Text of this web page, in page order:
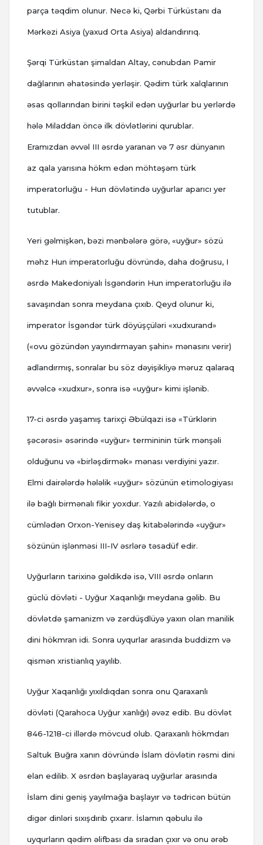
parça təqdim olunur. Necə ki, Qərbi Türküstanı da
Mərkəzi Asiya (yaxud Orta Asiya) aldandırırıq.
Şərqi Türküstan şimaldan Altay, cənubdan Pamir
dağlarının əhatəsində yerləşir. Qədim türk xalqlarının
əsas qollarından birini təşkil edən uyğurlar bu yerlərdə
hələ Miladdan öncə ilk dövlətlərini qurublar.
Eramızdan əvvəl III əsrdə yaranan və 7 əsr dünyanın
az qala yarısına hökm edən möhtəşəm türk
imperatorluğu - Hun dövlətində uyğurlar aparıcı yer
tutublar.
Yeri gəlmişkən, bəzi mənbələrə görə, «uyğur» sözü
məhz Hun imperatorluğu dövründə, daha doğrusu, I
əsrdə Makedoniyalı İsgəndərin Hun imperatorluğu ilə
savaşından sonra meydana çıxıb. Qeyd olunur ki,
imperator İsgəndər türk döyüşçüləri «xudxurand»
(«ovu gözündən yayındırmayan şahin» mənasını verir)
adlandırmış, sonralar bu söz dəyişikliyə məruz qalaraq
əvvəlcə «xudxur», sonra isə «uyğur» kimi işlənib.
17-ci əsrdə yaşamış tarixçi Əbülqazi isə «Türklərin
şəcərəsi» əsərində «uyğur» termininin türk mənşəli
olduğunu və «birləşdirmək» mənası verdiyini yazır.
Elmi dairələrdə hələlik «uyğur» sözünün etimologiyası
ilə bağlı birmənalı fikir yoxdur. Yazılı abidələrdə, o
cümlədən Orxon-Yenisey daş kitabələrində «uyğur»
sözünün işlənməsi III-IV əsrlərə təsadüf edir.
Uyğurların tarixinə gəldikdə isə, VIII əsrdə onların
güclü dövləti - Uyğur Xaqanlığı meydana gəlib. Bu
dövlətdə şamanizm və zərdüşdlüyə yaxın olan manilik
dini hökmran idi. Sonra uyqurlar arasında buddizm və
qismən xristianlıq yayılıb.
Uyğur Xaqanlığı yıxıldıqdan sonra onu Qaraxanlı
dövləti (Qarahoca Uyğur xanlığı) əvəz edib. Bu dövlət
846-1218-ci illərdə mövcud olub. Qaraxanlı hökmdarı
Saltuk Buğra xanın dövründə İslam dövlətin rəsmi dini
elan edilib. X əsrdən başlayaraq uyğurlar arasında
İslam dini geniş yayılmağa başlayır və tədricən bütün
digər dinləri sıxışdırıb çıxarır. İslamın qəbulu ilə
uyqurların qədim əlifbası da sıradan çıxır və onu ərəb